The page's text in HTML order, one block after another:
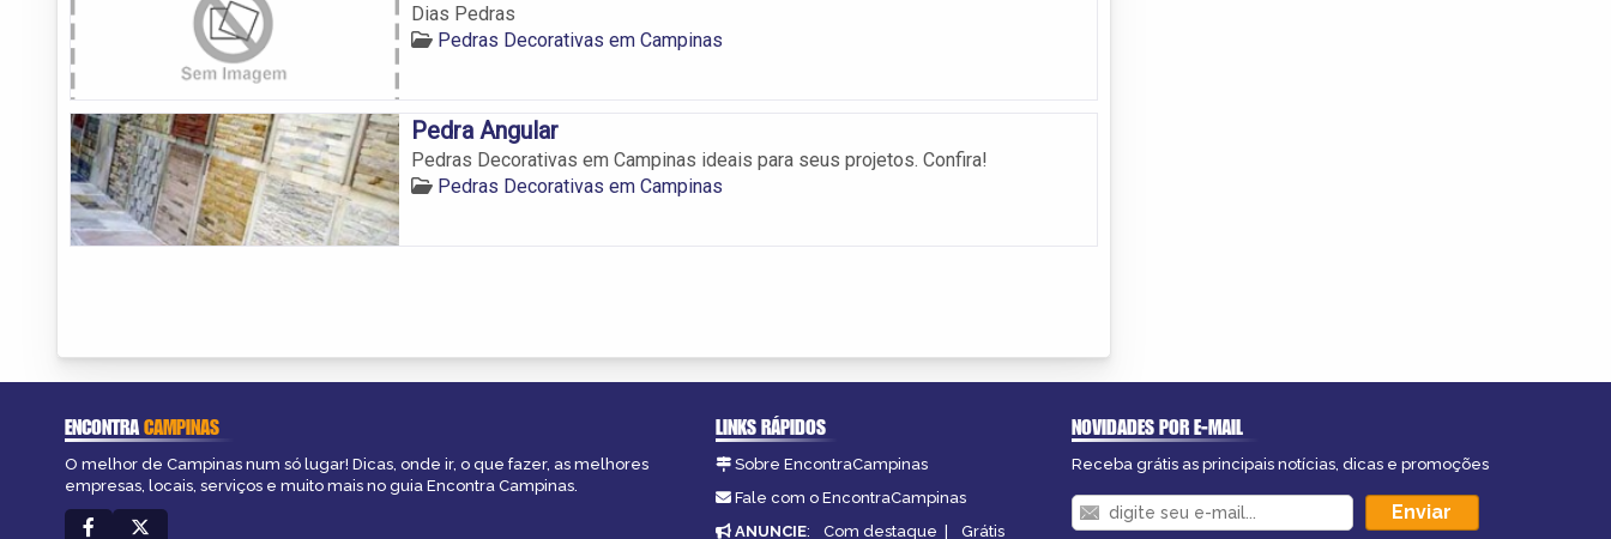
Dias Pedras
Pedras Decorativas em Campinas
Pedra Angular
Pedras Decorativas em Campinas ideais para seus projetos. Confira!
Pedras Decorativas em Campinas
ENCONTRACAMPINAS
O melhor de Campinas num só lugar! Dicas, onde ir, o que fazer, as melhores
empresas, locais, serviços e muito mais no guia Encontra Campinas.
LINKS RÁPIDOS
Sobre EncontraCampinas
Fale com o EncontraCampinas
ANUNCIE: Com destaque | Grátis
NOVIDADES POR E-MAIL
Receba grátis as principais notícias, dicas e promoções